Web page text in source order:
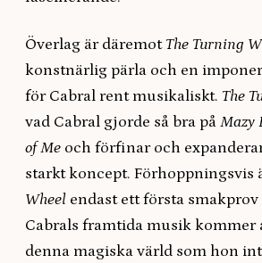
Överlag är däremot The Turning
konstnärlig pärla och en
för Cabral rent musikaliskt. The
vad Cabral gjorde så bra på Mazy
of Me och förfinar och
starkt koncept. Förhoppningsvis
Wheel endast ett första
Cabrals framtida musik kommer
denna magiska värld som hon